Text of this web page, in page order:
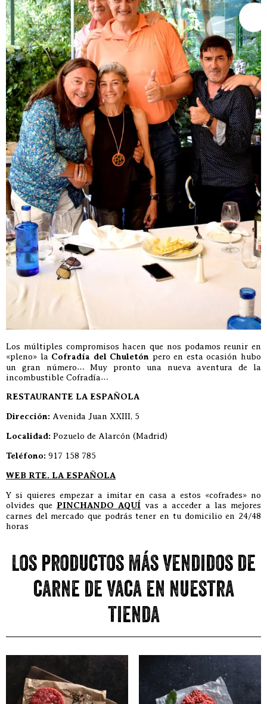
Los múltiples compromisos hacen que nos podamos reunir en
«pleno» la Cofradía del Chuletón pero en esta ocasión hubo
un gran número… Muy pronto una nueva aventura de la
incombustible Cofradía…
RESTAURANTE LA ESPAÑOLA
Dirección: Avenida Juan XXIII, 5
Localidad: Pozuelo de Alarcón (Madrid)
Teléfono: 917 158 785
WEB RTE. LA ESPAÑOLA
Y si quieres empezar a imitar en casa a estos «cofrades» no
olvides que PINCHANDO AQUÍ vas a acceder a las mejores
carnes del mercado que podrás tener en tu domicilio en 24/48
horas
Los productos más vendidos de
carne de vaca en nuestra
tienda